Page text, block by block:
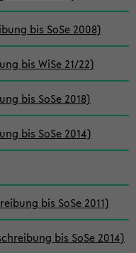
bis SoSe 2008)
bis WiSe 21/22)
bis SoSe 2018)
bis SoSe 2014)
bis SoSe 2011)
bis SoSe 2014)